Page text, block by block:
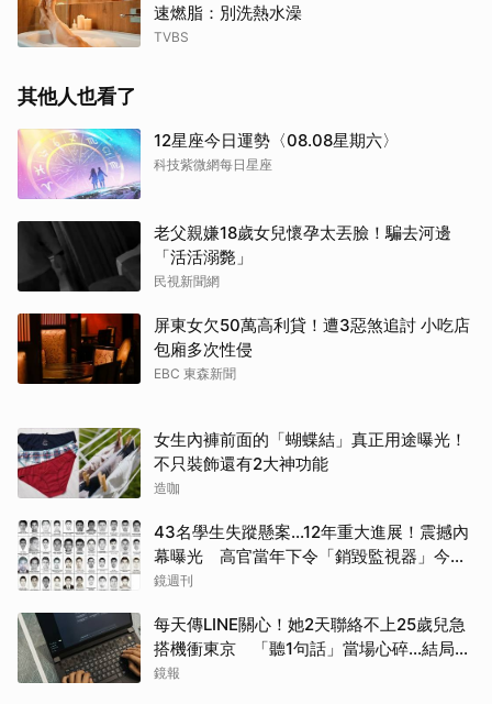
速燃脂：別洗熱水澡
TVBS
其他人也看了
12星座今日運勢〈08.08星期六〉
科技紫微網每日星座
老父親嫌18歲女兒懷孕太丟臉！騙去河邊
「活活溺斃」
民視新聞網
屏東女欠50萬高利貸！遭3惡煞追討 小吃店
包廂多次性侵
EBC 東森新聞
女生內褲前面的「蝴蝶結」真正用途曝光！
不只裝飾還有2大神功能
造咖
43名學生失蹤懸案...12年重大進展！震撼內
幕曝光 高官當年下令「銷毀監視器」今遭
逮
鏡週刊
每天傳LINE關心！她2天聯絡不上25歲兒急
搭機衝東京 「聽1句話」當場心碎...結局看
哭網
鏡報